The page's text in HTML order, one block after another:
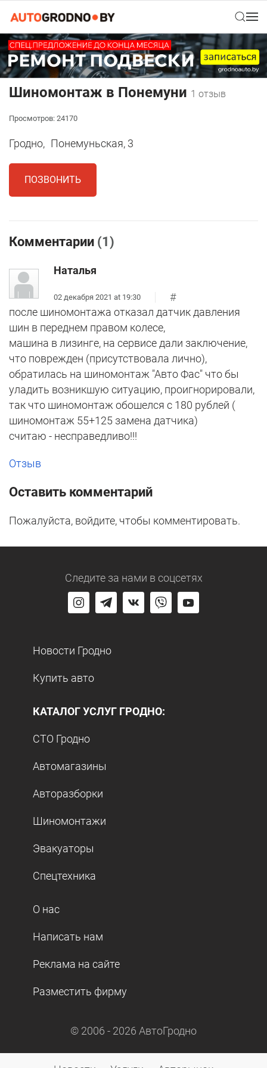
Шиномонтаж в Понемуни 1 отзыв
Просмотров: 24170
Гродно, Понемуньская, 3
ПОЗВОНИТЬ
Комментарии (1)
Наталья
02 декабря 2021 at 19:30
#
после шиномонтажа отказал датчик давления
шин в переднем правом колесе,
машина в лизинге, на сервисе дали заключение,
что поврежден (присутствовала лично),
обратилась на шиномонтаж "Авто Фас" что бы
уладить возникшую ситуацию, проигнорировали,
так что шиномонтаж обошелся с 180 рублей (
шиномонтаж 55+125 замена датчика)
считаю - несправедливо!!!
Отзыв
Оставить комментарий
Пожалуйста, войдите, чтобы комментировать.
Следите за нами в соцсетях
Новости Гродно
Купить авто
КАТАЛОГ УСЛУГ ГРОДНО:
СТО Гродно
Автомагазины
Авторазборки
Шиномонтажи
Эвакуаторы
Спецтехника
О нас
Написать нам
Реклама на сайте
Разместить фирму
© 2006 - 2026 АвтоГродно